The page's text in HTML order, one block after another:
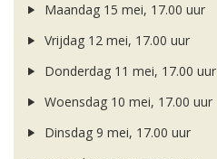
Maandag 15 mei, 17.00 uur
Vrijdag 12 mei, 17.00 uur
Donderdag 11 mei, 17.00 uur
Woensdag 10 mei, 17.00 uur
Dinsdag 9 mei, 17.00 uur